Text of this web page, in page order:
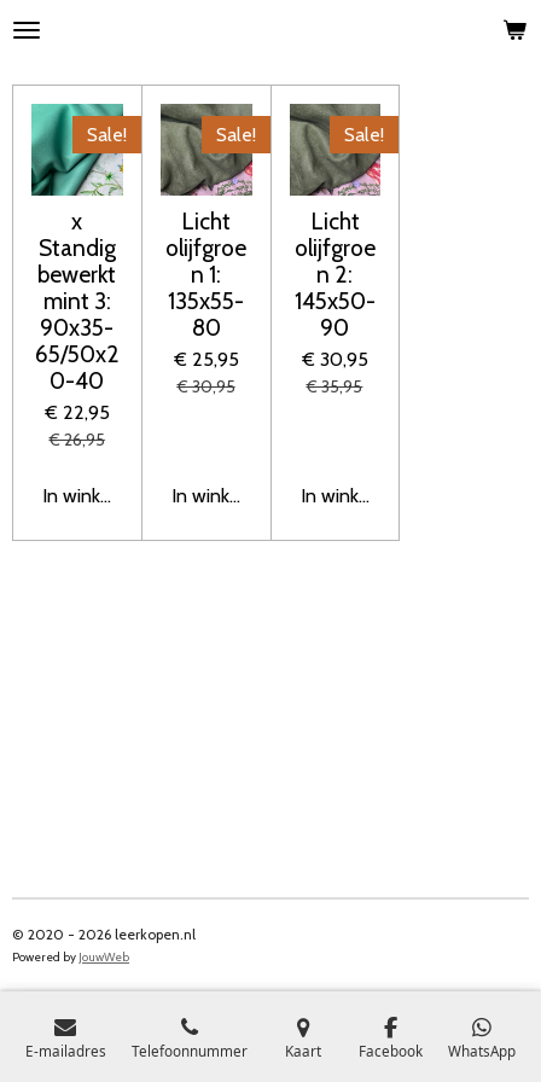
Ga
naar
hoofdinhoud
Sale!
x
Standig
bewerkt
mint 3:
90x35-
65/50x2
0-40
€ 22,95
€ 26,95
In winkelwagen
Sale!
Licht
olijfgroe
n 1:
135x55-
80
€ 25,95
€ 30,95
In winkelwagen
Sale!
Licht
olijfgroe
n 2:
145x50-
90
€ 30,95
€ 35,95
In winkelwagen
© 2020 - 2026 leerkopen.nl
Powered by JouwWeb
E-mailadres Telefoonnummer Kaart Facebook WhatsApp